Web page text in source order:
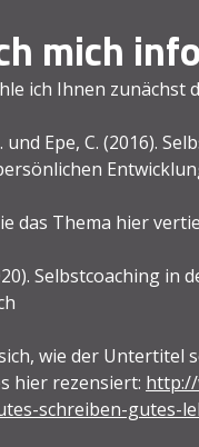
mich
ich Ihnen zunächst
und Epe, C. (2016).
das Thema hier
Selbstcoaching in
wie der Untertitel
hier rezensiert:
schreiben-gutes-